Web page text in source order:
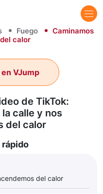
Fuego
Caminamos
calor
de TikTok:
calle y nos
del calor
VJump
rápido
del calor